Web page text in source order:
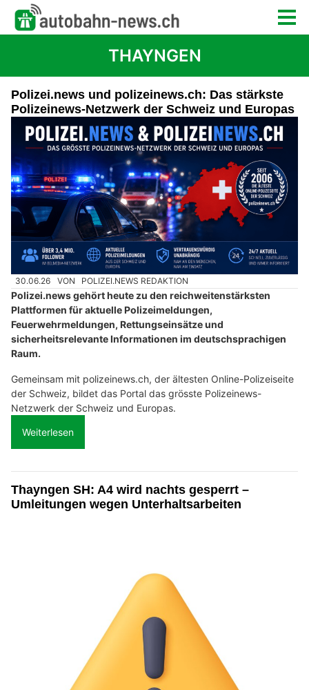
THAYNGEN
Polizei.news und polizeinews.ch: Das stärkste
Polizeinews-Netzwerk der Schweiz und Europas
30.06.26 VON POLIZEI.NEWS REDAKTION
Polizei.news gehört heute zu den reichweitenstärksten
Plattformen für aktuelle Polizeimeldungen,
Feuerwehrmeldungen, Rettungseinsätze und
sicherheitsrelevante Informationen im deutschsprachigen
Raum.
Gemeinsam mit polizeinews.ch, der ältesten Online-Polizeiseite
der Schweiz, bildet das Portal das grösste Polizeinews-
Netzwerk der Schweiz und Europas.
Weiterlesen
Thayngen SH: A4 wird nachts gesperrt –
Umleitungen wegen Unterhaltsarbeiten